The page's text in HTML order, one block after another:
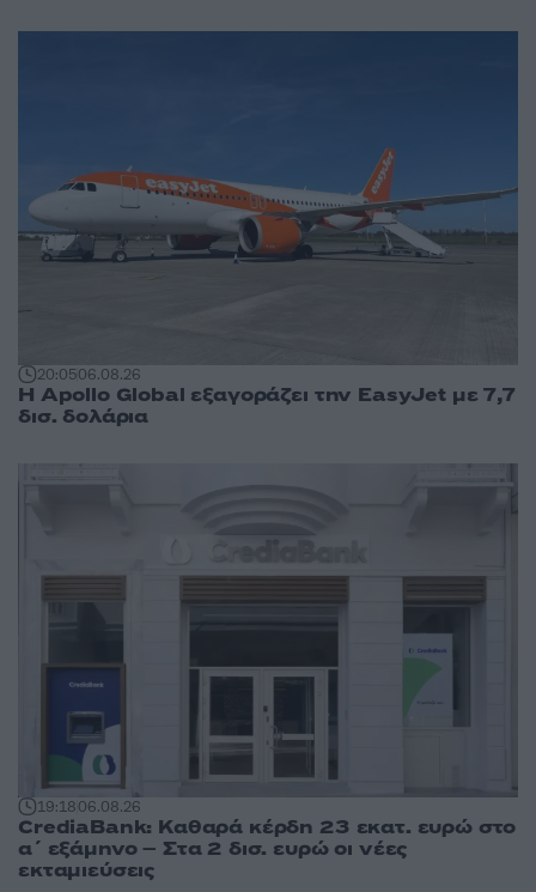
20:0506.08.26
Η Apollo Global εξαγοράζει την EasyJet με 7,7
δισ. δολάρια
19:1806.08.26
CrediaBank: Καθαρά κέρδη 23 εκατ. ευρώ στο
α΄ εξάμηνο – Στα 2 δισ. ευρώ οι νέες
εκταμιεύσεις